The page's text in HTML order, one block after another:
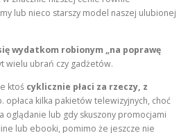
lub nieco starszy model naszej ulubionej
wydatkom robionym „na poprawę
wielu ubrań czy gadżetów.
ktoś cyklicznie płaci za rzeczy, z
opłaca kilka pakietów telewizyjnych, choć
oglądanie lub gdy skuszony promocjami
lub ebooki, pomimo że jeszcze nie